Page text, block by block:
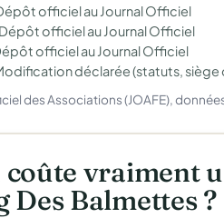
officiel au Journal Officiel
officiel au Journal Officiel
officiel au Journal Officiel
déclarée (statuts, siège
des Associations (JOAFE),
coûte vraiment
Des Balmettes ?